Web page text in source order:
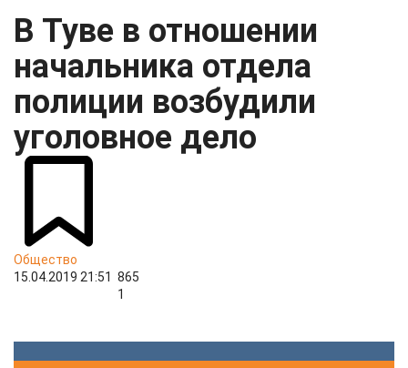
В Туве в отношении
начальника отдела
полиции возбудили
уголовное дело
Общество
15.04.2019 21:51 865
1